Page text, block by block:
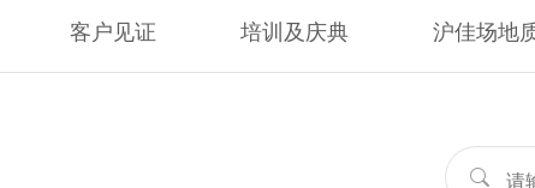
客户见证 培训及庆典 沪佳场地